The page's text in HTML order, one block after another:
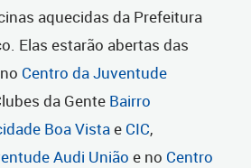
aquecidas da Prefeitura
Elas estarão abertas das
Centro da Juventude
da Gente Bairro
Boa Vistae CIC,
Audi União e no Centro